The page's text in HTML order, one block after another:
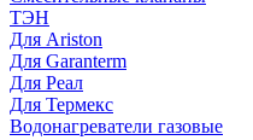
ТЭН
Для Ariston
Для Garanterm
Для Реал
Для Термекс
Водонагреватели газовые